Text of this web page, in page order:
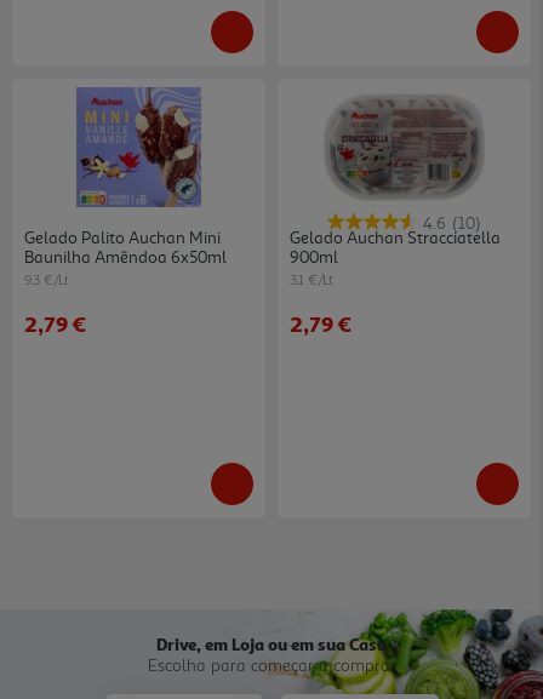
Gelado Palito Auchan Mini
Baunilha Amêndoa 6x50ml
9.3 €/Lt
2,79 €
4.6 (10)
Gelado Auchan Stracciatella
900ml
3.1 €/Lt
2,79 €
Drive, em Loja ou em sua Casa
Escolha para começar a comprar